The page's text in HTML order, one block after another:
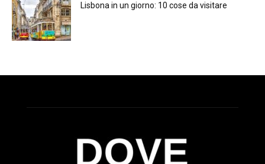
Lisbona in un giorno: 10 cose da visitare